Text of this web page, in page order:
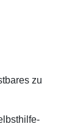
zu